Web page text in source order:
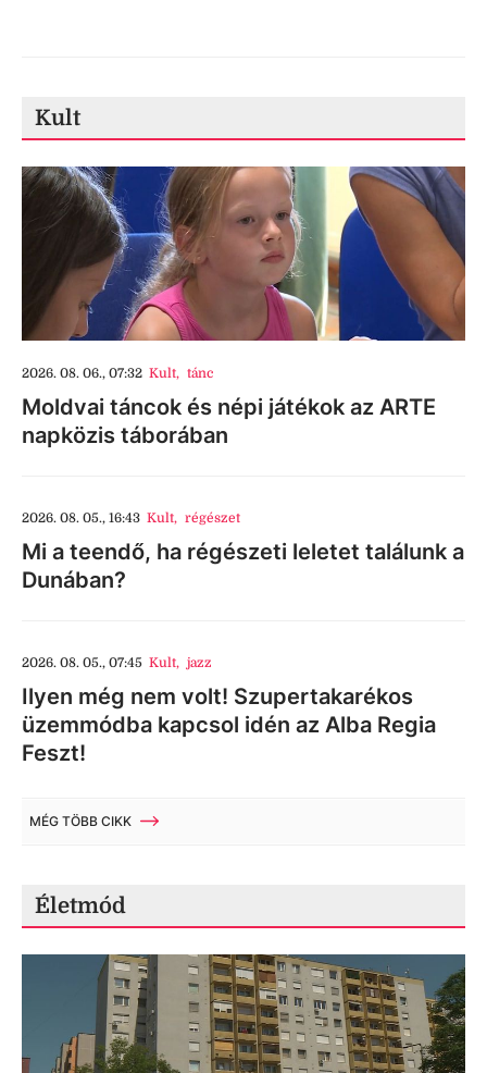
Kult
2026. 08. 06., 07:32 Kult, tánc
Moldvai táncok és népi játékok az ARTE
napközis táborában
2026. 08. 05., 16:43 Kult, régészet
Mi a teendő, ha régészeti leletet találunk a
Dunában?
2026. 08. 05., 07:45 Kult, jazz
Ilyen még nem volt! Szupertakarékos
üzemmódba kapcsol idén az Alba Regia
Feszt!
MÉG TÖBB CIKK
Életmód